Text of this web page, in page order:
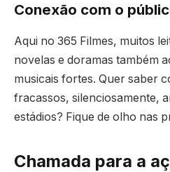
Conexão com o
Aqui no 365 Filmes, muitos
novelas e doramas também
musicais fortes. Quer saber
fracassos, silenciosamente,
estádios? Fique de olho nas
Chamada para a